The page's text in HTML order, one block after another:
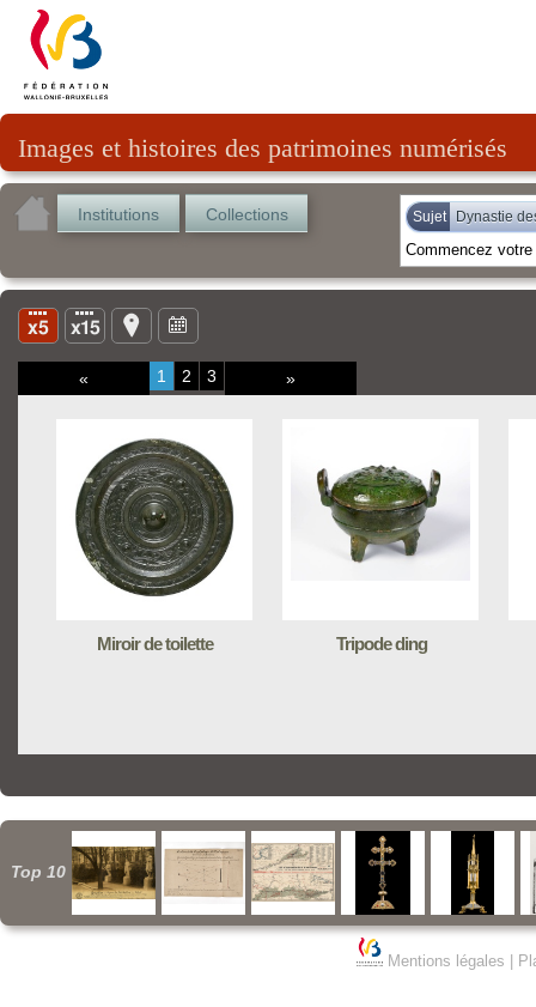
Images et histoires des patrimoines numérisés
Institutions Collections Sujet Dynastie
« 1 2 3 »
Miroir de toilette Tripode ding
Top 10
Mentions légales